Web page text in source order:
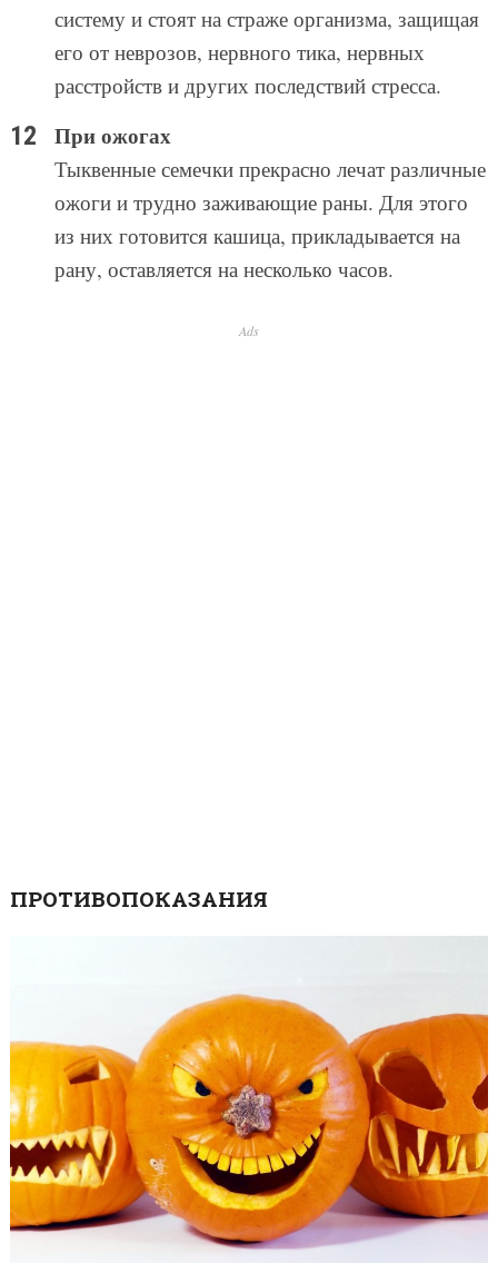
систему и стоят на страже организма, защищая
его от неврозов, нервного тика, нервных
расстройств и других последствий стресса.
При ожогах
Тыквенные семечки прекрасно лечат различные
ожоги и трудно заживающие раны. Для этого
из них готовится кашица, прикладывается на
рану, оставляется на несколько часов.
Ads
ПРОТИВОПОКАЗАНИЯ